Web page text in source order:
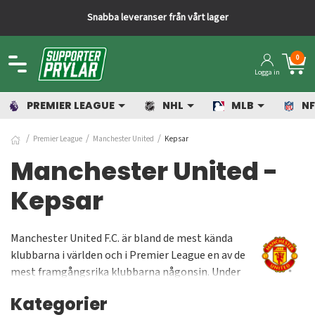
Snabba leveranser från vårt lager
Logga in
0
PREMIER LEAGUE NHL MLB
Premier League Manchester United Kepsar
Manchester United -
Kepsar
Manchester United F.C. är bland de mest kända
klubbarna i världen och i Premier League en av de
mest framgångsrika klubbarna någonsin. Under
mästare 20 gånger och även vunnit Champions
Kategorier